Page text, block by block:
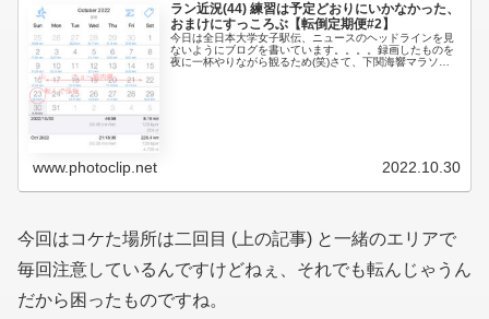
ラン近況(44) 練習は予定どおりにいかなかった、
おまけにすっころぶ【転倒定期便#2】
今日は全日本大学女子駅伝、ニュースのヘッドラインを見
ないようにブログを書いています。。。。録画したものを
夜に一杯やりながら観るため(笑)さて、下関海響マラソン
www.photoclip.net 2022.10.30
今回はコケた場所は二回目 (上の記事) と一緒のエリアで
毎回注意しているんですけどねぇ、それでも転んじゃうん
だから困ったものですね。